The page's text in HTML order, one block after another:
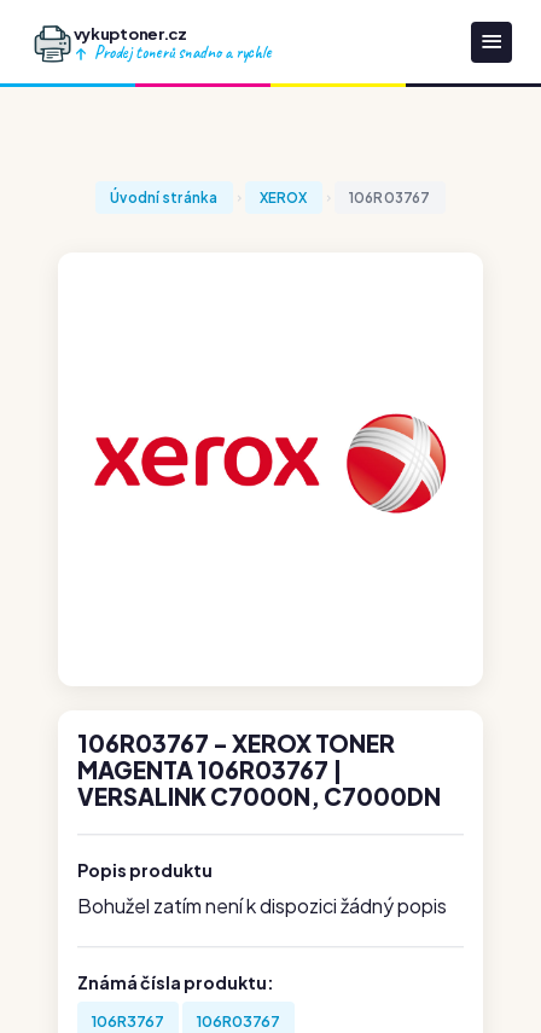
vykuptoner.cz
Prodej tonerů snadno a rychle
Úvodní stránka XEROX 106R03767
106R03767 - XEROX TONER
MAGENTA 106R03767 |
VERSALINK C7000N, C7000DN
Popis produktu
Bohužel zatím není k dispozici žádný popis
Známá čísla produktu:
106R3767 106R03767